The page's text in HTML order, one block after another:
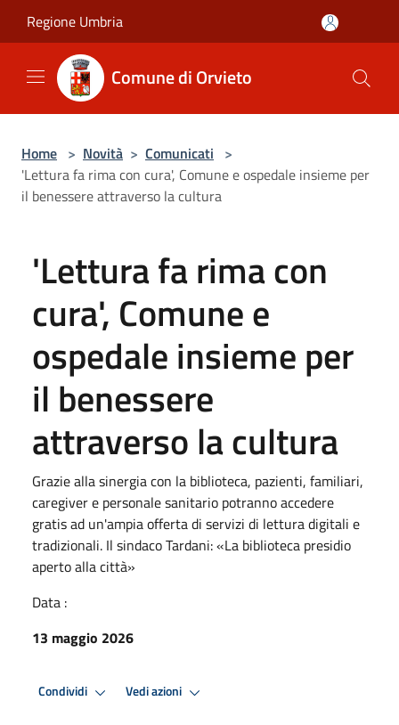
Regione Umbria
Comune di Orvieto
Home > Novità > Comunicati >
'Lettura fa rima con cura', Comune e ospedale insieme per
il benessere attraverso la cultura
'Lettura fa rima con
cura', Comune e
ospedale insieme per
il benessere
attraverso la cultura
Grazie alla sinergia con la biblioteca, pazienti, familiari,
caregiver e personale sanitario potranno accedere
gratis ad un'ampia offerta di servizi di lettura digitali e
tradizionali. Il sindaco Tardani: «La biblioteca presidio
aperto alla città»
Data :
13 maggio 2026
Condividi Vedi azioni